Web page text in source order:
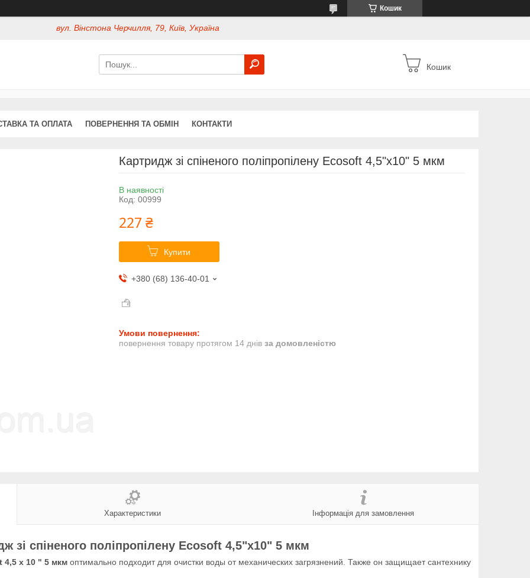
Кошик
вул. Вінстона Черчилля, 79, Київ, Україна
Кошик
ТА ОПЛАТА ПОВЕРНЕННЯ ТА ОБМІН КОНТАКТИ
Картридж зі спіненого поліпропілену Ecosoft 4,5"x10" 5 мкм
В наявності
Код: 00999
227 ₴
Купити
+380 (68) 136-40-01
повернення товару протягом 14 днів за домовленістю
Характеристики Інформація для замовлення
зі спіненого поліпропілену Ecosoft 4,5"x10" 5 мкм
4,5 x 10 " 5 мкм оптимально подходит для очистки воды от механических загрязнений. Также он защищает сантехнику